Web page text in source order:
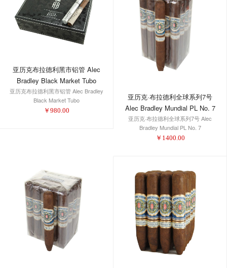
亚历克布拉德利黑市铝管 Alec
Bradley Black Market Tubo
亚历克布拉德利黑市铝管 Alec Bradley
Black Market Tubo
￥ 980.00
亚历克·布拉德利全球系列7号
Alec Bradley Mundial PL No. 7
亚历克·布拉德利全球系列7号 Alec
Bradley Mundial PL No. 7
￥ 1400.00